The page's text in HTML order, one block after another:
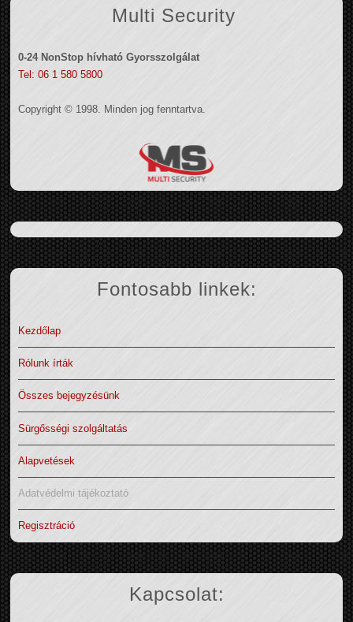
Multi Security
0-24 NonStop hívható Gyorsszolgálat
Tel: 06 1 580 5800
Copyright © 1998. Minden jog fenntartva.
Fontosabb linkek:
Kezdőlap
Rólunk írták
Összes bejegyzésünk
Sürgősségi szolgáltatás
Alapvetések
Adatvédelmi tájékoztató
Regisztráció
Kapcsolat: